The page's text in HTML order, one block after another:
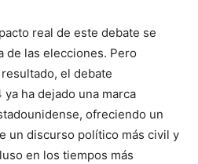
real de este debate se
de las elecciones. Pero
el debate
ha dejado una marca
ofreciendo un
un discurso político más civil y
en los tiempos más